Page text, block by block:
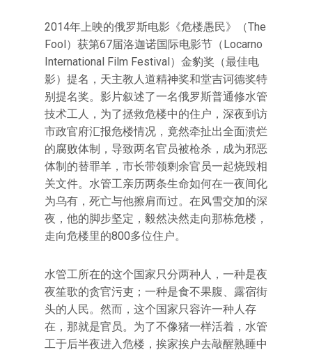
2014年上映的俄罗斯电影《危楼愚民》（The
Fool）获第67届洛迦诺国际电影节（Locarno
International Film Festival）金豹奖（最佳电
影）提名，天主教人道精神奖和堂吉诃德奖特
别提名奖。影片叙述了一名俄罗斯普通修水管
技术工人，为了拯救危楼中的住户，深夜到访
市政官府汇报危楼情况，竟然牵扯出全面溃烂
的腐败体制，导致两名官员被枪杀，成为邪恶
体制的替罪羊，市长带领剩余官员一起烧毁相
关文件。水管工亲历两条生命如何在一夜间化
为乌有，死亡与他擦肩而过。在风雪交加的深
夜，他的脚步坚定，毅然决然走向那栋危楼，
走向危楼里的800多位住户。
水管工所在的这个国家只分两种人，一种是夜
夜笙歌的贪官污吏；一种是食不果腹、露宿街
头的人民。然而，这个国家只容许一种人存
在，那就是官员。为了不像猪一样活着，水管
工于后半夜进入危楼，挨家挨户去敲醒熟睡中